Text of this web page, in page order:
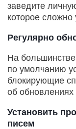
заведите
которое
Регулярно
На
по умолчанию
блокирующие
об обновлениях
Установить
писем